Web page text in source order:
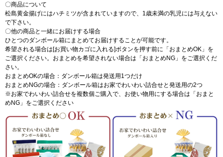
〇商品について
松島黄金揚げにはハチミツが含まれていますので、1歳未満の乳児には与えない
で下さい。
〇他の商品と一緒にお届けする場合
ひとつのダンボール箱にまとめてお届けすることが可能です。
希望される場合は[お買い物カゴに入れる]ボタンを押す前に「おまとめOK」を
ご選択ください。おまとめを希望されない場合は「おまとめNG」をご選択くだ
さい。
おまとめOKの場合：ダンボール箱は発送用1つだけ
おまとめNGの場合：ダンボール箱はお家でわいわい詰合せと発送用の2つ
※お家でわいわい詰合せを複数個ご購入で、お使い物用にする場合は「おまと
めNG」をご選択ください